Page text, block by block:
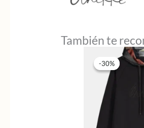
También te
-30%
-30%